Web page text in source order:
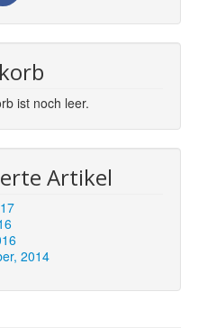
ist noch leer.
Artikel
2014